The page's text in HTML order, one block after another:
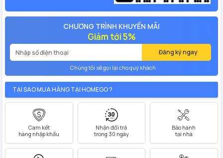
CHƯƠNG TRÌNH KHUYẾN MÃI
Giảm tới 5%
Đăng ký ngay
Chúng tôi sẽ gọi lại cho quý khách
TẠI SAO MUA HÀNG TẠI HOMEGO ?
Cam kết
hàng nhập khẩu
Nhận đổi trả
trong 30 ngày
Bảo hành
tại nhà